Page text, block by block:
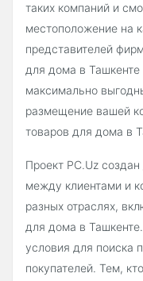
таких компаний и
местоположение на
представителей
для дома в
максимально
размещение вашей
товаров для дома в
Проект PC.Uz
между клиентами и
разных отраслях,
для дома в
условия для поиска
покупателей. Тем,